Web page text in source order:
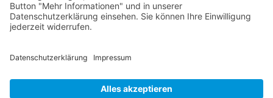
Shop
Lieferbedingungen
E-Mail